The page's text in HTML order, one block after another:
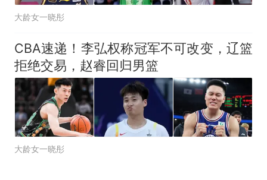
大龄女一晓彤
CBA速递！李弘权称冠军不可改变，辽篮
拒绝交易，赵睿回归男篮
大龄女一晓彤